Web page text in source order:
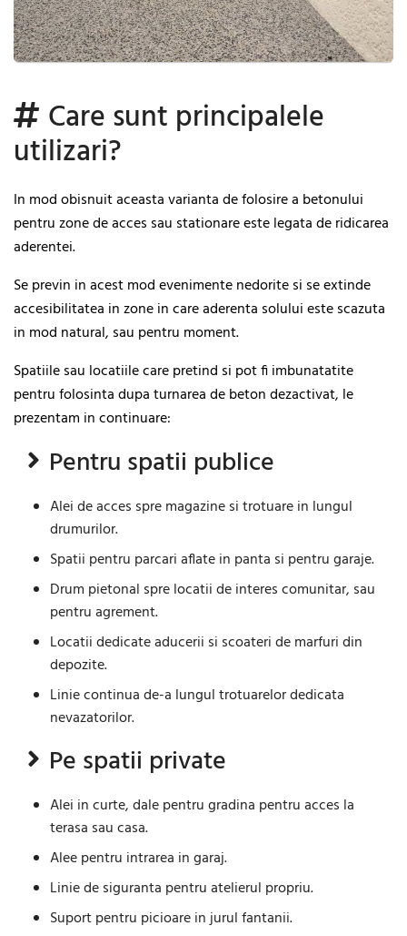
Care sunt principalele
utilizari?
In mod obisnuit aceasta varianta de folosire a betonului
pentru zone de acces sau stationare este legata de ridicarea
aderentei.
Se previn in acest mod evenimente nedorite si se extinde
accesibilitatea in zone in care aderenta solului este scazuta
in mod natural, sau pentru moment.
Spatiile sau locatiile care pretind si pot fi imbunatatite
pentru folosinta dupa turnarea de beton dezactivat, le
prezentam in continuare:
Pentru spatii publice
Alei de acces spre magazine si trotuare in lungul
drumurilor.
Spatii pentru parcari aflate in panta si pentru garaje.
Drum pietonal spre locatii de interes comunitar, sau
pentru agrement.
Locatii dedicate aducerii si scoateri de marfuri din
depozite.
Linie continua de-a lungul trotuarelor dedicata
nevazatorilor.
Pe spatii private
Alei in curte, dale pentru gradina pentru acces la
terasa sau casa.
Alee pentru intrarea in garaj.
Linie de siguranta pentru atelierul propriu.
Suport pentru picioare in jurul fantanii.